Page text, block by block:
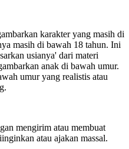
karakter yang masih di
masih di bawah 18 tahun. Ini
usianya' dari materi
anak di bawah umur.
umur yang realistis atau
mengirim atau membuat
atau ajakan massal.